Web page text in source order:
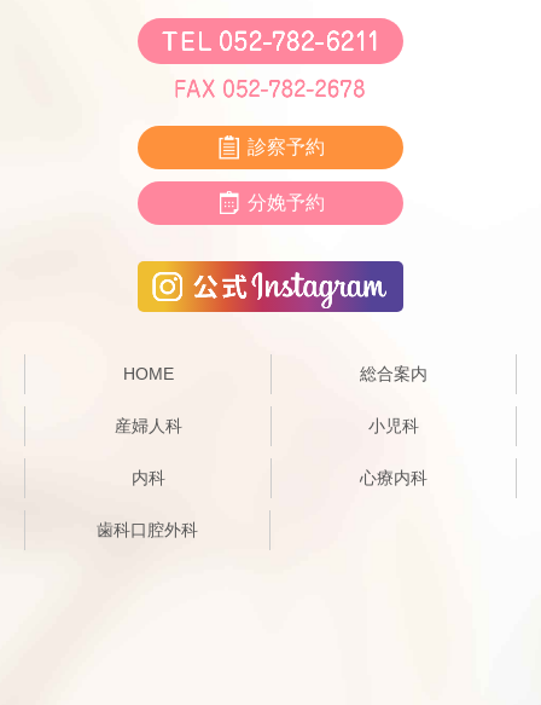
診察予約
分娩予約
HOME 総合案内
産婦人科 小児科
内科 心療内科
歯科口腔外科